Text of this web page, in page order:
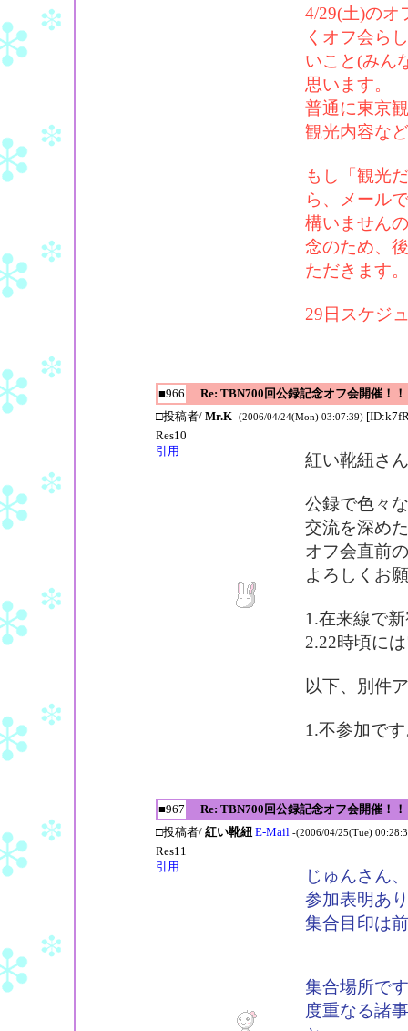
4/29(土)のオ
くオフ会らし
いこと(みん
思います。
普通に東京
観光内容な
もし「観光
ら、メール
構いません
念のため、
ただきます。
29日スケジ
■966 Re: TBN700回公録記念オフ会開催！！
□投稿者/ Mr.K -(2006/04/24(Mon) 03:07:39)
Res10
引用
紅い靴紐さ
公録で色々
交流を深め
オフ会直前
よろしくお
1.在来線で
2.22時頃に
以下、別件
1.不参加で
■967 Re: TBN700回公録記念オフ会開催！！
□投稿者/ 紅い靴紐 E-Mail -(2006/04/25(Tue)
Res11
引用
じゅんさん
参加表明あ
集合目印は
集合場所で
度重なる諸